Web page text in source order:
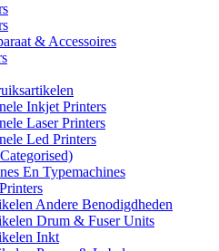
& Accessoires
Inkjet Printers
Laser Printers
Led Printers
En Typemachines
Andere Benodigdheden
Drum & Fuser Units
Inkt